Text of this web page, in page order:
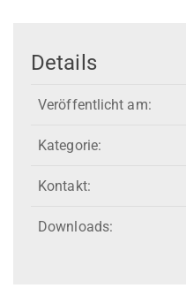
Details
Veröffentlicht am:
Kategorie:
Kontakt:
Downloads: